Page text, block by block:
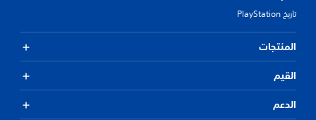
تاريخ PlayStation
المنتجات
القيم
الدعم